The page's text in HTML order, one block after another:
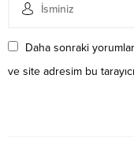
Daha sonraki
ve site adresim bu